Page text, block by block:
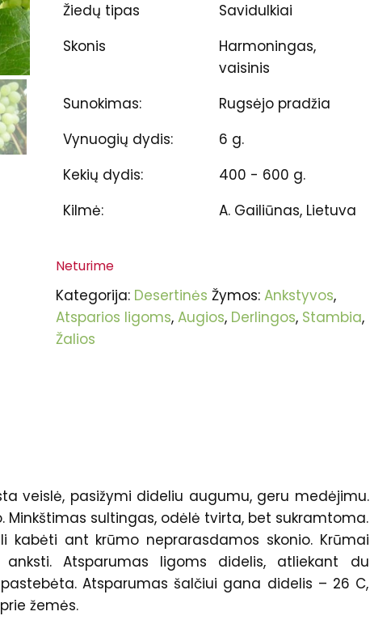
Žiedų tipas
Savidulkiai
Skonis
Harmoningas,
vaisinis
Sunokimas:
Rugsėjo pradžia
Vynuogių dydis:
6 g.
Kekių dydis:
400 - 600 g.
Kilmė:
A. Gailiūnas, Lietuva
Neturime
Kategorija: Desertinės Žymos:Ankstyvos,
Atsparios ligoms,Augios, Derlingos, Stambia,
Žalios
veislė, pasižymi dideliu augumu, geru medėjimu.
Minkštimas sultingas, odėlė tvirta, bet sukramtoma.
kabėti ant krūmo neprarasdamos skonio. Krūmai
Atsparumas ligoms didelis, atliekant du
Atsparumas šalčiui gana didelis – 26 C,
žemės.